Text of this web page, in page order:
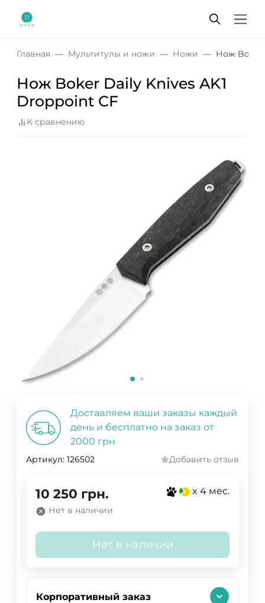
Главная Мультитулы и ножи Ножи Нож Boker
Нож Boker Daily Knives AK1
Droppoint CF
К сравнению
Доставляем ваши заказы каждый
день и бесплатно на заказ от
2000 грн
Артикул: 126502 Добавить отзыв
10 250 грн. x 4 мес.
Нет в наличии
Нет в наличии
Корпоративный заказ